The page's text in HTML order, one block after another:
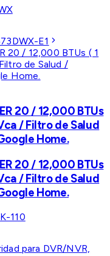
E1
20 / 12,000 BTUs
/ Filtro de Salud
Home.
20 / 12,000 BTUs
/ Filtro de Salud
Home.
110